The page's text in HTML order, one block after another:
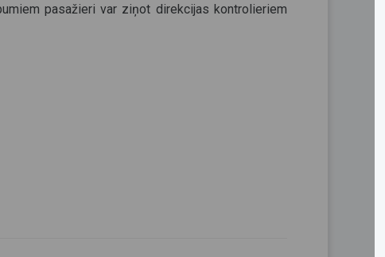
pasažieri var ziņot direkcijas kontrolieriem